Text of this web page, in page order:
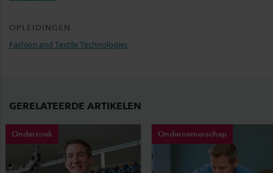
OPLEIDINGEN
Fashion and Textile Technologies
GERELATEERDE ARTIKELEN
Onderzoek Ondernemerschap